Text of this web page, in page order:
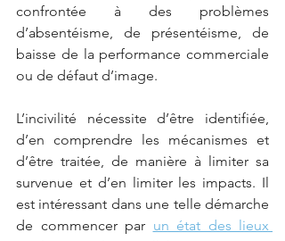
confrontée à des problèmes
d’absentéisme, de présentéisme, de
baisse de la performance commerciale
ou de défaut d’image.
L’incivilité nécessite d’être identifiée,
d’en comprendre les mécanismes et
d’être traitée, de manière à limiter sa
survenue et d’en limiter les impacts. Il
est intéressant dans une telle démarche
de commencer par